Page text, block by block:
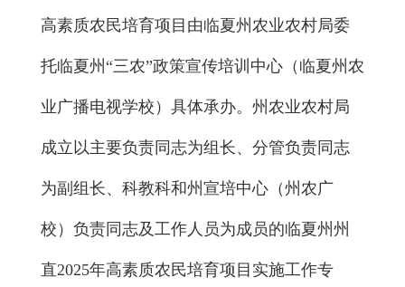
高素质农民培育项目 由临夏州农业农村局委
托临夏州 “三农”政策宣传培训中心 （临夏州农
业广播电视学校） 具体承办。州农业农村局
成立以主要负责同志为组长、分管负责同志
为副组长、科教科和州 宣培中心 （州农广
校）负责同志及工作人员为成员的临夏州州
直2025年高素质农民培育项目实施工作专